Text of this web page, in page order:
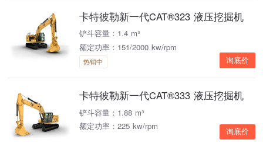
卡特彼勒新一代CAT®323 液压挖掘机
铲斗容量：1.4 m³
额定功率：151/2000 kw/rpm
热销中 询底价
卡特彼勒新一代CAT®333 液压挖掘机
铲斗容量：1.88 m³
额定功率：225 kw/rpm
询底价